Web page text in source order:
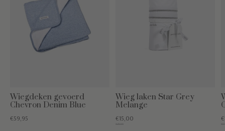
Wiegdeken gevoerd
Chevron Denim Blue
€59,95
Wieg laken Star Grey
Melange
€15,00
€29,95